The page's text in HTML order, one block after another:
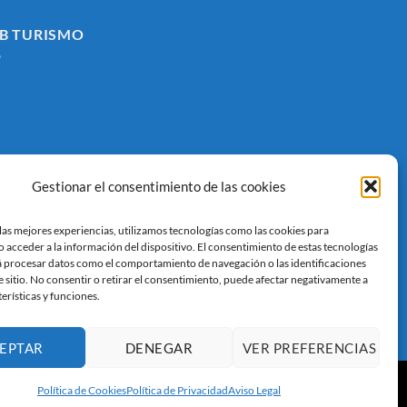
Gestionar el consentimiento de las cookies
mejores experiencias, utilizamos tecnologías como las cookies para
acceder a la información del dispositivo. El consentimiento de estas tecnologías
datos como el comportamiento de navegación o las identificaciones
sitio. No consentir o retirar el consentimiento, puede afectar negativamente a
y funciones.
DENEGAR VER PREFERENCIAS
Política de CookiesPolítica de PrivacidadAviso Legal
TURISMO